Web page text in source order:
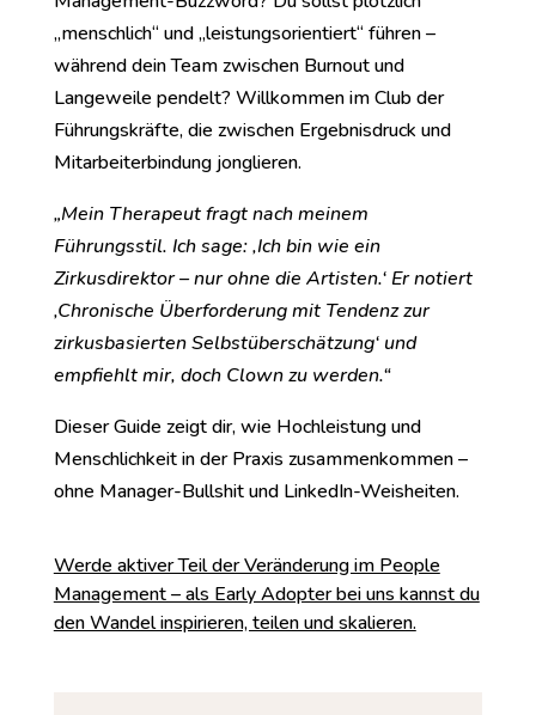
„menschlich“ und „leistungsorientiert“ führen –
während dein Team zwischen Burnout und
Langeweile pendelt? Willkommen im Club der
Führungskräfte, die zwischen Ergebnisdruck und
Mitarbeiterbindung jonglieren.
„Mein Therapeut fragt nach meinem
Führungsstil. Ich sage: ‚Ich bin wie ein
Zirkusdirektor – nur ohne die Artisten.‘ Er notiert
‚Chronische Überforderung mit Tendenz zur
zirkusbasierten Selbstüberschätzung‘ und
empfiehlt mir, doch Clown zu werden.“
Dieser Guide zeigt dir, wie Hochleistung und
Menschlichkeit in der Praxis zusammenkommen –
ohne Manager-Bullshit und LinkedIn-Weisheiten.
Werde aktiver Teil der Veränderung im People
Management – als Early Adopter bei uns kannst du
den Wandel inspirieren, teilen und skalieren.